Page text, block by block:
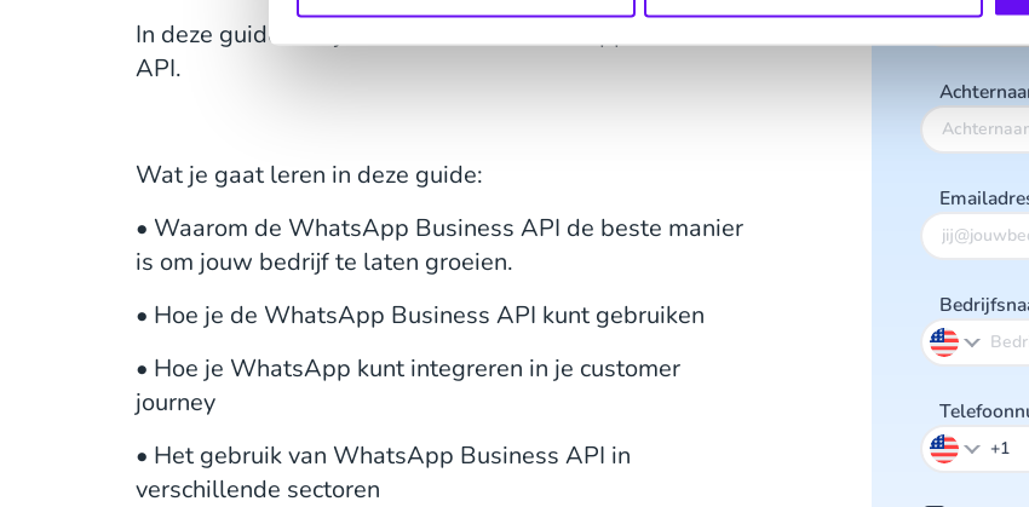
In deze guide leer je alles over de WhatsApp Business
API.
Wat je gaat leren in deze guide:
• Waarom de WhatsApp Business API de beste manier
is om jouw bedrijf te laten groeien.
• Hoe je de WhatsApp Business API kunt gebruiken
• Hoe je WhatsApp kunt integreren in je customer
journey
• Het gebruik van WhatsApp Business API in
verschillende sectoren